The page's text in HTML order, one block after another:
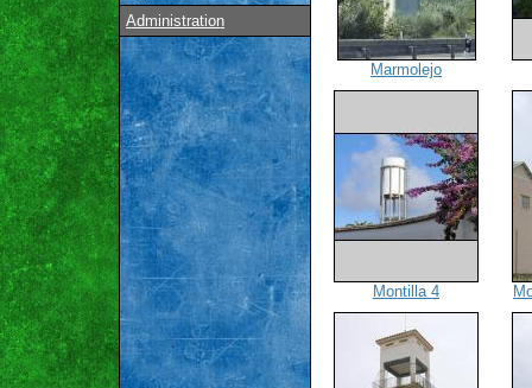
Administration
Marmolejo
Montilla 4